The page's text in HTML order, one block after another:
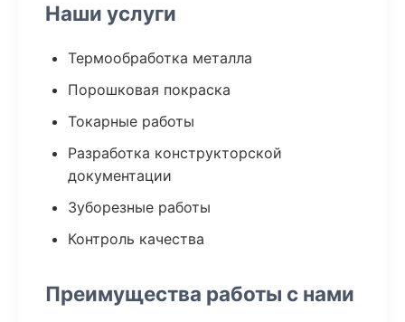
Наши услуги
Термообработка металла
Порошковая покраска
Токарные работы
Разработка конструкторской
документации
Зуборезные работы
Контроль качества
Преимущества работы с нами